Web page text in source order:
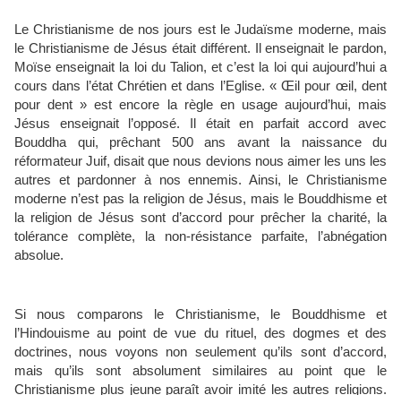
Le Christianisme de nos jours est le Judaïsme moderne, mais
le Christianisme de Jésus était différent. Il enseignait le pardon,
Moïse enseignait la loi du Talion, et c’est la loi qui aujourd’hui a
cours dans l’état Chrétien et dans l’Eglise. « Œil pour œil, dent
pour dent » est encore la règle en usage aujourd’hui, mais
Jésus enseignait l’opposé. Il était en parfait accord avec
Bouddha qui, prêchant 500 ans avant la naissance du
réformateur Juif, disait que nous devions nous aimer les uns les
autres et pardonner à nos ennemis. Ainsi, le Christianisme
moderne n’est pas la religion de Jésus, mais le Bouddhisme et
la religion de Jésus sont d’accord pour prêcher la charité, la
tolérance complète, la non-résistance parfaite, l’abnégation
absolue.
Si nous comparons le Christianisme, le Bouddhisme et
l’Hindouisme au point de vue du rituel, des dogmes et des
doctrines, nous voyons non seulement qu’ils sont d’accord,
mais qu’ils sont absolument similaires au point que le
Christianisme plus jeune paraît avoir imité les autres religions.